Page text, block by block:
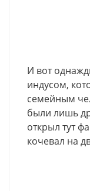
И вот
индусом,
семейным
были лишь
открыл тут
кочевал на